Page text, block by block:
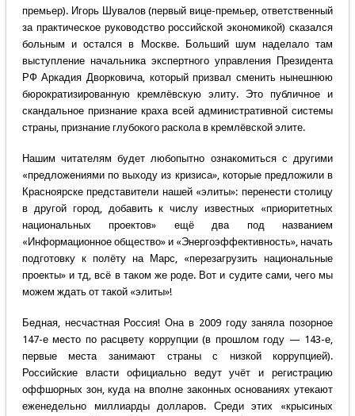
премьер). Игорь Шувалов (первый вице-премьер, ответственный
за практическое руководство российской экономикой) сказался
больным и остался в Москве. Больший шум наделало там
выступление начальника экспертного управления Президента
РФ Аркадия Дворковича, который призвал сменить нынешнюю
бюрократизированную кремлёвскую элиту. Это публичное и
скандальное признание краха всей административной системы
страны, признание глубокого раскола в кремлёвской элите.
Нашим читателям будет любопытно ознакомиться с другими
«предложениями по выходу из кризиса», которые предложили в
Красноярске представители нашей «элиты»: перенести столицу
в другой город, добавить к числу известных «приоритетных
национальных проектов» ещё два под названием
«Информационное общество» и «Энергоэффективность», начать
подготовку к полёту на Марс, «перезагрузить национальные
проекты» и тд, всё в таком же роде. Вот и судите сами, чего мы
можем ждать от такой «элиты»!
Бедная, несчастная Россия! Она в 2009 году заняла позорное
147-е место по расцвету коррупции (в прошлом году — 143-е,
первые места занимают страны с низкой коррупцией).
Российские власти официально ведут учёт и регистрацию
оффшорных зон, куда на вполне законных основаниях утекают
еженедельно миллиарды долларов. Среди этих «крысиных